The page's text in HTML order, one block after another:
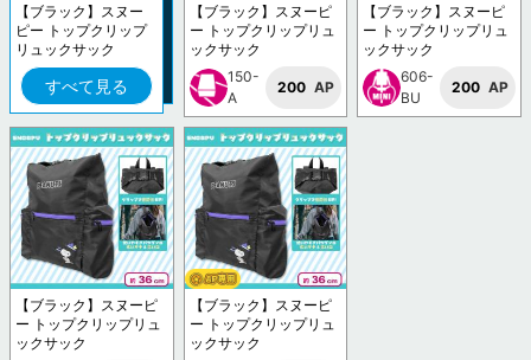
【ブラック】スヌー
ピー トップクリップ
リュックサック
すべて見る
【ブラック】スヌーピ
ー トップクリップリュ
ックサック
150-
A
200 AP
【ブラック】スヌーピ
ー トップクリップリュ
ックサック
606-
BU
200 AP
【ブラック】スヌーピ
ー トップクリップリュ
ックサック
【ブラック】スヌーピ
ー トップクリップリュ
ックサック